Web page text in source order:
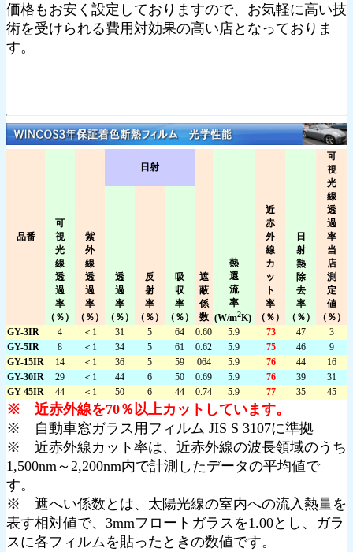
価格もお安く設定しておりますので、お気軽に高い技
術を受けられる費用対効果の高い店となっておりま
す。
品番
可
視
光
線
透
過
率
（％）
紫
外
線
透
過
率
（％）
日射
遮
蔽
係
数
熱
還
流
率
(W/m2K)
近
赤
外
線
カ
ッ
ト
率
（％）
日
射
熱
除
去
率
（％）
可
視
光
線
透
過
率
当
店
測
定
値
（％）
透
過
率
（％）
反
射
率
（％）
吸
収
率
（％）
GY-3IR
4 ＜1 31 5 64 0.60 5.9 73 47
3
GY-5IR
8 ＜1 34 5 61 0.62 5.9 75 46
9
GY-15IR
14 ＜1 36 5 59 064 5.9 76 44
16
GY-30IR
29 ＜1 44 6 50 0.69 5.9 76 39
31
GY-45IR
44 ＜1 50 6 44 0.74 5.9 77 35 45
※ 近赤外線を70％以上カットしています。
※ 自動車窓ガラス用フィルム JIS S 3107に準拠
※ 近赤外線カット率は、近赤外線の波長領域のうち
1,500nm～2,200nm内で計測したデータの平均値で
す。
※ 遮へい係数とは、太陽光線の室内への流入熱量を
表す相対値で、3mmフロートガラスを1.00とし、ガラ
スに各フィルムを貼ったときの数値です。